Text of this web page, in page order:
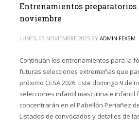
Entrenamientos preparatorios
noviembre
LUNES, 03 NOVIEMBRE 2025 BY ADMIN FEXBM
Continuan los entrenamientos para la
futuras selecciones extremeñas que
próximo CESA 2026. Este domingo 9 de
selecciones infantil masculina e infantil
concentrarán en el Pabellón Periañez
Listados de convocados y detalles de